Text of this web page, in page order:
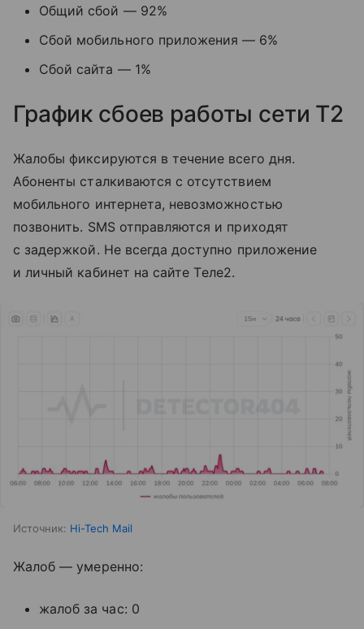
Общий сбой — 92%
Сбой мобильного приложения — 6%
Сбой сайта — 1%
График сбоев работы сети T2
Жалобы фиксируются в течение всего дня.
Абоненты сталкиваются с отсутствием
мобильного интернета, невозможностью
позвонить. SMS отправляются и приходят
с задержкой. Не всегда доступно приложение
и личный кабинет на сайте Tеле2.
Источник: Hi-Tech Mail
Жалоб — умеренно:
жалоб за час: 0